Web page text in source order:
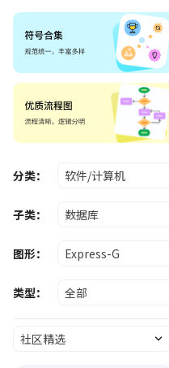
分类： 软件/计算机
子类： 数据库
图形： Express-G
类型： 全部
社区精选